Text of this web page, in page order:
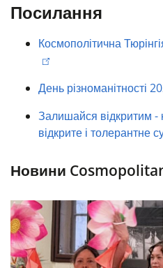
Посилання
Космополітична
День різноманітності
Залишайся відкритим -
відкрите і толерантне
Новини